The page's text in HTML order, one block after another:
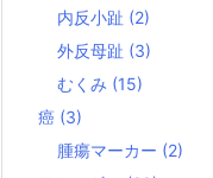
内反小趾 (2)
外反母趾 (3)
むくみ (15)
癌 (3)
腫瘍マーカー (2)